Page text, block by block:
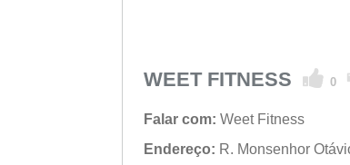
WEET FITNESS 0
Falar com: Weet Fitness
Endereço: R. Monsenhor